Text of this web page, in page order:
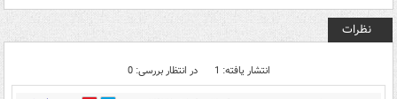
نظرات
انتشار یافته: 1 در انتظار بررسی: 0